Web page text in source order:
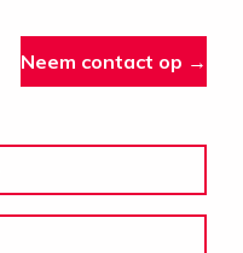
Neem contact op →